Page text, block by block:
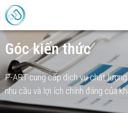
Góc kiến thức
P-ART cung cấp dịch vụ chất
nhu cầu và lợi ích chính đáng của